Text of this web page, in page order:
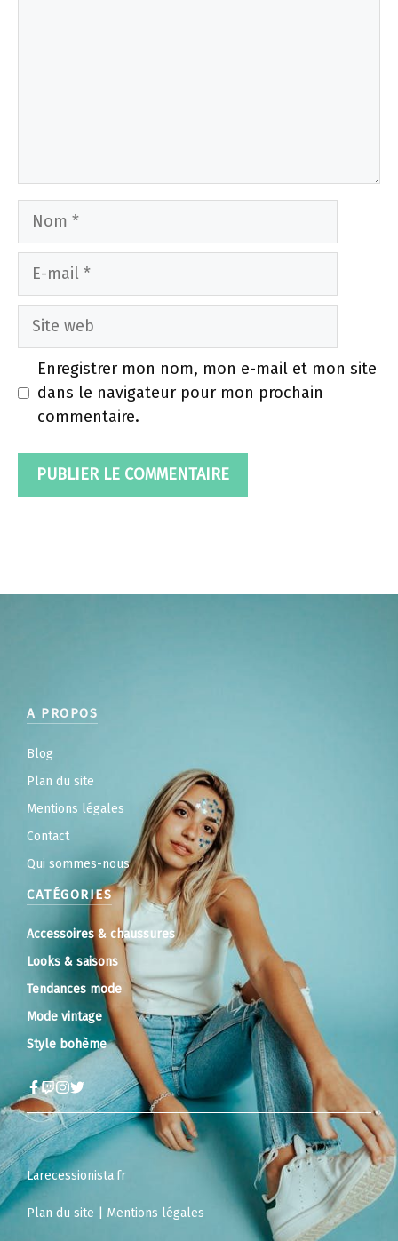
Nom
Site
Enregistrer mon nom, mon e-mail et mon site
dans le navigateur pour mon prochain
commentaire.
A PROPOS
Blog
Plan du site
Mentions légales
Contact
Qui sommes-nous
CATÉGORIES
Accessoires & chaussures
Looks & saisons
Tendances mode
Mode vintage
Style bohème
Larecessionista.fr
Plan du site Mentions légales